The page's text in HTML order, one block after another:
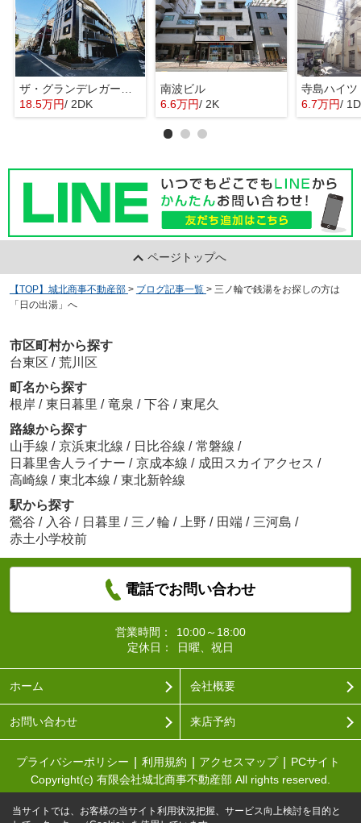
18.5万円/ 2DK
南波ビル
6.6万円/ 2K
寺島ハイツ
6.7万円/
ページトップへ
【TOP】城北商事不動産部 > ブログ記事一覧 > 三ノ輪で銭湯をお探しの方は
「日の出湯」へ
市区町村から探す
台東区 / 荒川区
町名から探す
根岸 / 東日暮里 / 竜泉 / 下谷 / 東尾久
路線から探す
山手線 / 京浜東北線 / 日比谷線 / 常磐線 /
日暮里舎人ライナー / 京成本線 / 成田スカイアクセス /
高崎線 / 東北本線 / 東北新幹線
駅から探す
鶯谷 / 入谷 / 日暮里 / 三ノ輪 / 上野 / 田端 / 三河島 /
赤土小学校前
電話でお問い合わせ
営業時間：
10:00～18:00
定休日：
日曜、祝日
ホーム 会社概要
お問い合わせ 来店予約
プライバシーポリシー 利用規約 アクセスマップ
PCサイト
Copyright(c) 有限会社城北商事不動産部 All rights reserved.
当サイトでは、お客様の当サイト利用状況把握、サービス向上検討を目的と